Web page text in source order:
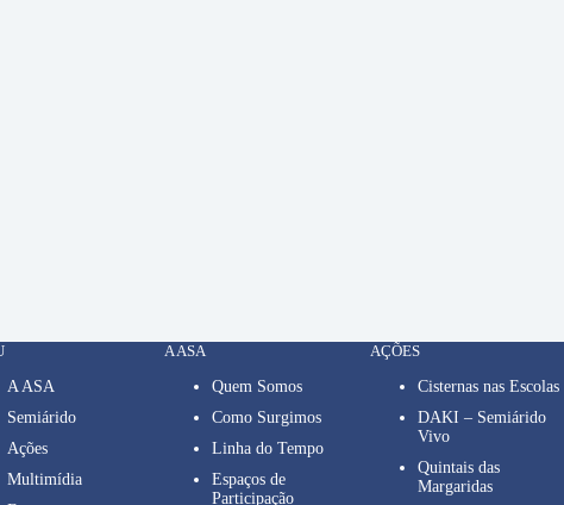
A ASA
Semiárido
Ações
Multimídia
A ASA
Quem Somos
Como Surgimos
Linha do Tempo
Espaços de
Participação
AÇÕES
Cisternas nas Escolas
DAKI – Semiárido
Vivo
Quintais das
Margaridas